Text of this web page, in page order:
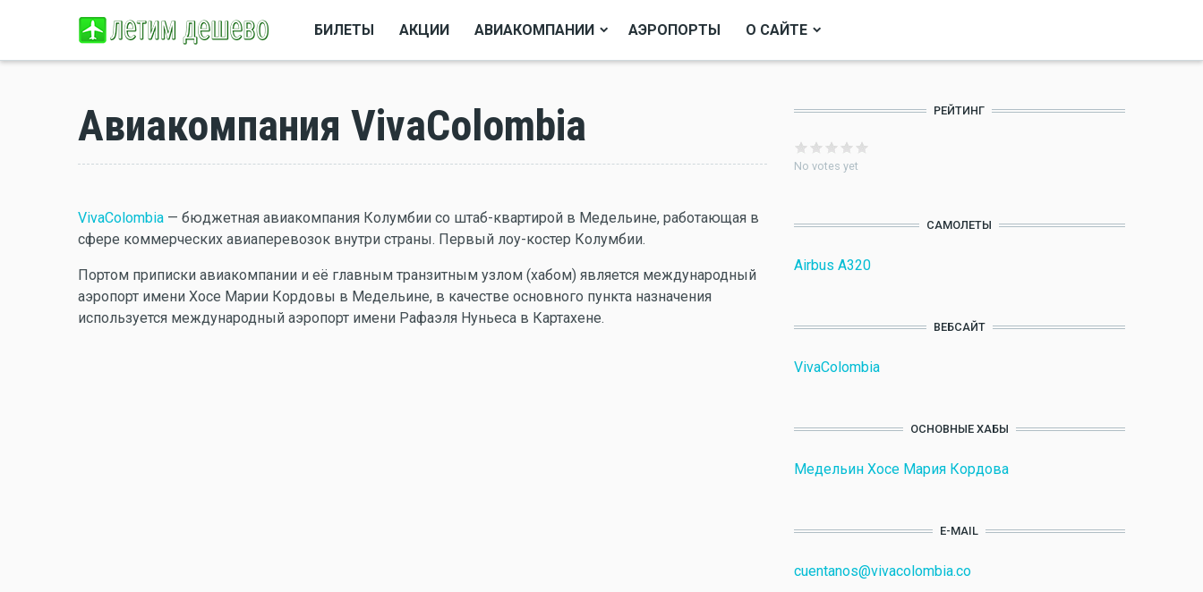
БИЛЕТЫ АКЦИИ АВИАКОМПАНИИ АЭРОПОРТЫ О САЙТЕ
Авиакомпания VivaColombia
VivaColombia — бюджетная авиакомпания Колумбии со штаб-квартирой в Медельине, работающая в
сфере коммерческих авиаперевозок внутри страны. Первый лоу-костер Колумбии.
Портом приписки авиакомпании и её главным транзитным узлом (хабом) является международный
аэропорт имени Хосе Марии Кордовы в Медельине, в качестве основного пункта назначения
используется международный аэропорт имени Рафаэля Нуньеса в Картахене.
РЕЙТИНГ
No votes yet
САМОЛЕТЫ
Airbus A320
ВЕБСАЙТ
VivaColombia
ОСНОВНЫЕ ХАБЫ
Медельин Хосе Мария Кордова
E-MAIL
cuentanos@vivacolombia.co